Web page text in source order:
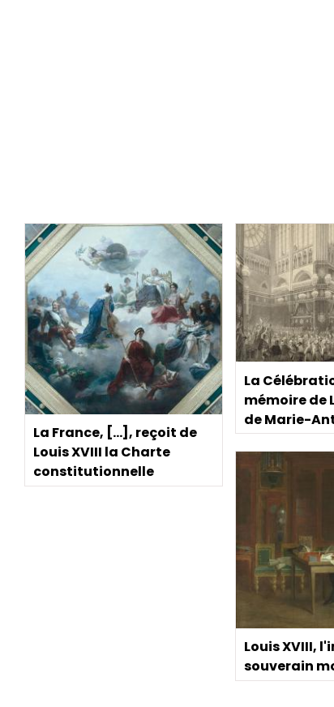
La France, […], reçoit de
Louis XVIII la Charte
constitutionnelle
La
mémoire de
de Marie-
Louis XVIII,
souverain